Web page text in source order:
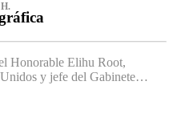
Honorable Elihu Root,
Unidos y jefe del Gabinete…